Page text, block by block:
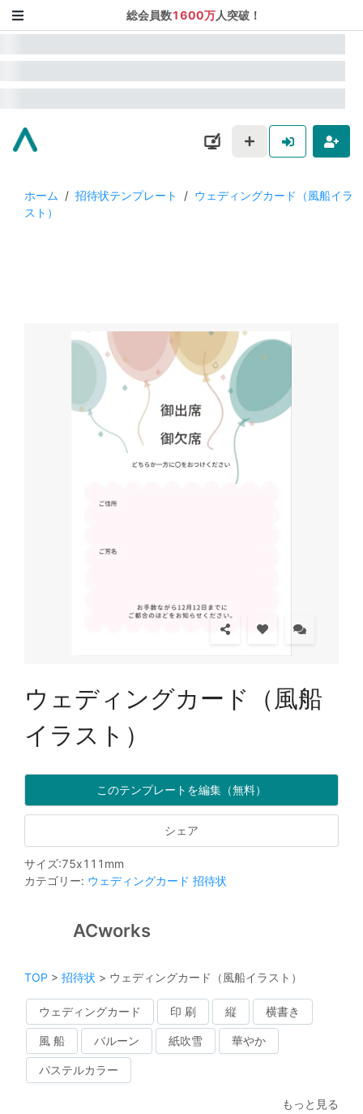
総会員数1600万人突破！
ホーム / 招待状テンプレート / ウェディングカード（風船イラ
スト）
ウェディングカード（風船
イラスト）
このテンプレートを編集（無料）
シェア
サイズ:75x111 mm
カテゴリー: ウェディングカード 招待状
ACworks
TOP > 招待状 > ウェディングカード（風船イラスト）
ウェディングカード 印 刷 縦 横書き
風 船 バルーン 紙吹雪 華やか
パステルカラー
もっと見る